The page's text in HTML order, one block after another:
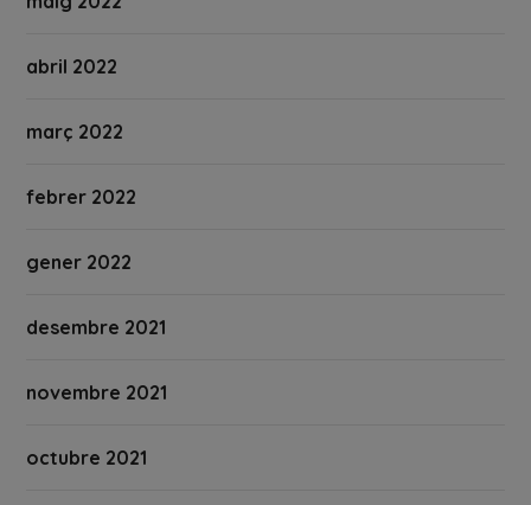
abril 2022
març 2022
febrer 2022
gener 2022
desembre 2021
novembre 2021
octubre 2021